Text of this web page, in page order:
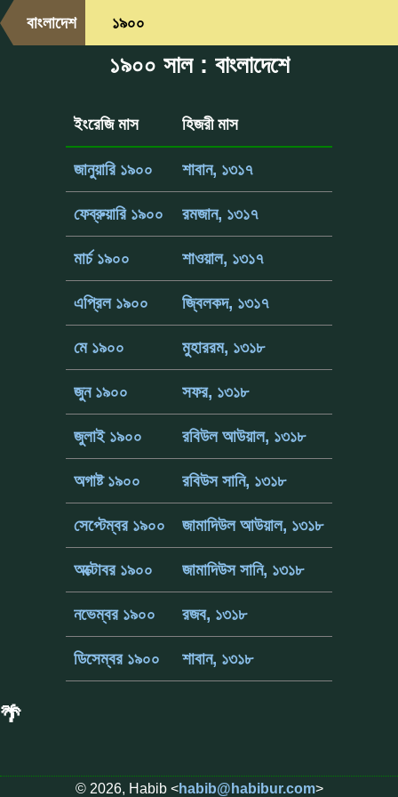
বাংলাদেশ ১৯০০
১৯০০ সাল : বাংলাদেশে
ইংরেজি মাস হিজরী মাস
জানুয়ারি ১৯০০ শাবান, ১৩১৭
ফেব্রুয়ারি ১৯০০ রমজান, ১৩১৭
মার্চ ১৯০০ শাওয়াল, ১৩১৭
এপ্রিল ১৯০০ জ্বিলকদ, ১৩১৭
মে ১৯০০ মুহাররম, ১৩১৮
জুন ১৯০০ সফর, ১৩১৮
জুলাই ১৯০০ রবিউল আউয়াল, ১৩১৮
অগাষ্ট ১৯০০ রবিউস সানি, ১৩১৮
সেপ্টেম্বর ১৯০০ জামাদিউল আউয়াল, ১৩১৮
অক্টোবর ১৯০০ জামাদিউস সানি, ১৩১৮
নভেম্বর ১৯০০ রজব, ১৩১৮
ডিসেম্বর ১৯০০ শাবান, ১৩১৮
🌴
© 2026, Habib <habib@habibur.com>